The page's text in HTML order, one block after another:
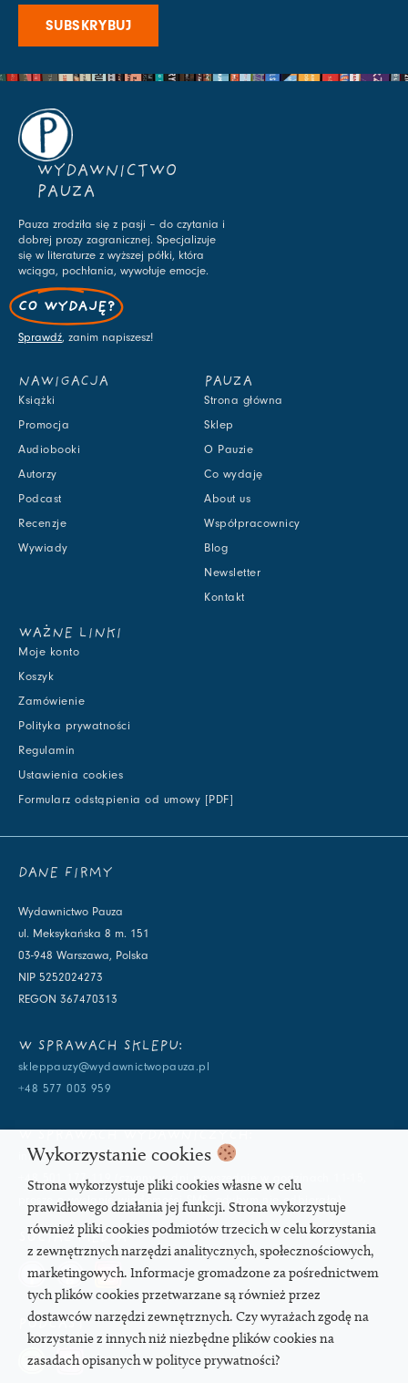
SUBSKRYBUJ
WYDAWNICTWO
PAUZA
Pauza zrodziła się z pasji – do czytania i
dobrej prozy zagranicznej. Specjalizuje
się w literaturze z wyższej półki, która
wciąga, pochłania, wywołuje emocje.
CO WYDAJĘ?
Sprawdź, zanim napiszesz!
NAWIGACJA
Książki
Promocja
Audiobooki
Autorzy
Podcast
Recenzje
Wywiady
PAUZA
Strona główna
Sklep
O Pauzie
Co wydaję
About us
Współpracownicy
Blog
Newsletter
Kontakt
WAŻNE LINKI
Moje konto
Koszyk
Zamówienie
Polityka prywatności
Regulamin
Ustawienia cookies
Formularz odstąpienia od umowy [PDF]
DANE FIRMY
Wydawnictwo Pauza
ul. Meksykańska 8 m. 151
03-948 Warszawa, Polska
NIP 5252024273
REGON 367470313
W SPRAWACH SKLEPU:
skleppauzy@wydawnictwopauza.pl
+48 577 003 959
info@wydawnictwopauza.pl
+48 501 177 119 (czynny w dni powszednie w godzinach 11-15,
proszę o wysłanie wiadomości SMS, gdybym nie odbierała)
SOCIAL MEDIA
PODCAST
Wykorzystanie cookies
Strona wykorzystuje pliki cookies własne w celu
prawidłowego działania jej funkcji. Strona wykorzystuje
również pliki cookies podmiotów trzecich w celu korzystania
z zewnętrznych narzędzi analitycznych, społecznościowych,
marketingowych. Informacje gromadzone za pośrednictwem
tych plików cookies przetwarzane są również przez
dostawców narzędzi zewnętrznych. Czy wyrażach zgodę na
korzystanie z innych niż niezbędne plików cookies na
zasadach opisanych w polityce prywatności?